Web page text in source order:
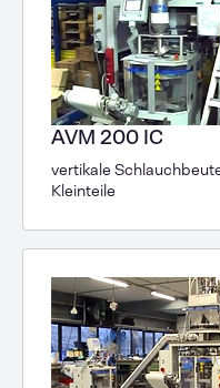
AVM 200 IC
vertikale
Kleinteile